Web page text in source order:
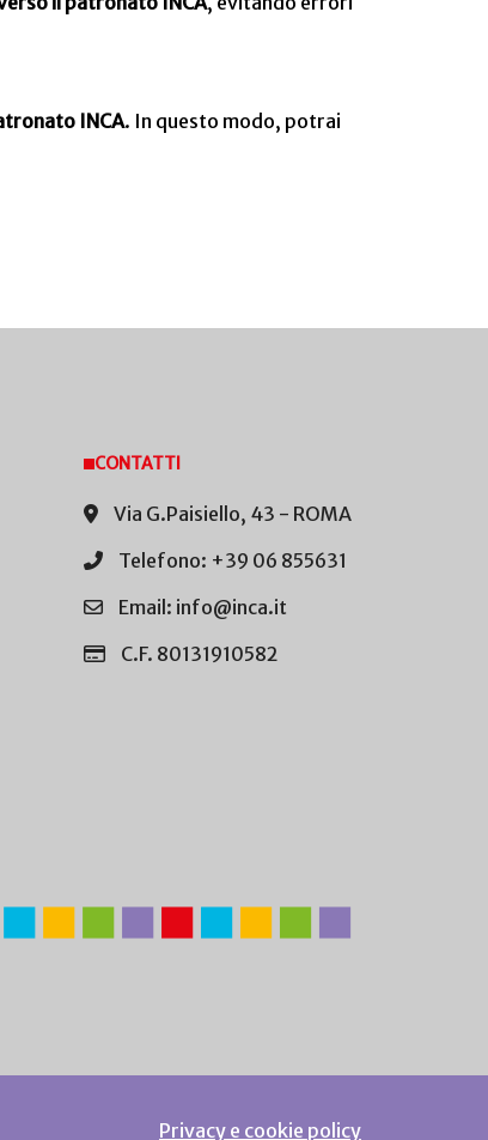
INCA. In questo modo, potrai
CONTATTI
Via G.Paisiello, 43 - ROMA
Telefono: +39 06 855631
Email: info@inca.it
C.F. 80131910582
Privacy e cookie policy